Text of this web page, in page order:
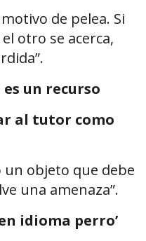
de pelea. Si
otro se acerca,
un recurso
al tutor como
un objeto que debe
una amenaza”.
idioma perro’